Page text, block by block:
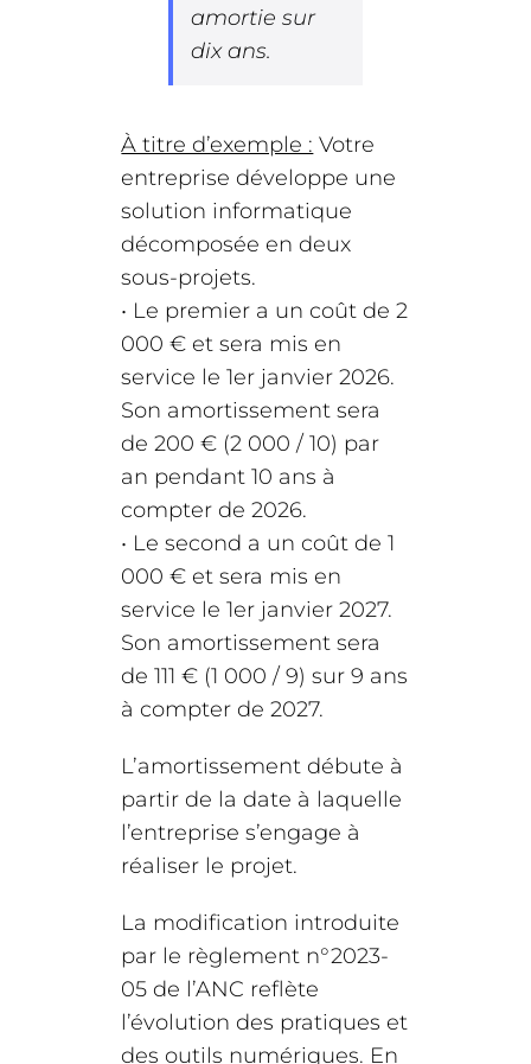
amortie sur
dix ans.
À titre d’exemple : Votre
entreprise développe une
solution informatique
décomposée en deux
sous-projets.
• Le premier a un coût de 2
000 € et sera mis en
service le 1er janvier 2026.
Son amortissement sera
de 200 € (2 000 / 10) par
an pendant 10 ans à
compter de 2026.
• Le second a un coût de 1
000 € et sera mis en
service le 1er janvier 2027.
Son amortissement sera
de 111 € (1 000 / 9) sur 9 ans
à compter de 2027.
L’amortissement débute à
partir de la date à laquelle
l’entreprise s’engage à
réaliser le projet.
La modification introduite
par le règlement n°2023-
05 de l’ANC reflète
l’évolution des pratiques et
des outils numériques. En